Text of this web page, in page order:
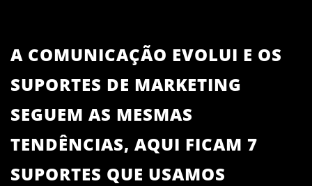
A COMUNICAÇÃO EVOLUI E OS
SUPORTES DE MARKETING
SEGUEM AS MESMAS
TENDÊNCIAS, AQUI FICAM 7
SUPORTES QUE USAMOS